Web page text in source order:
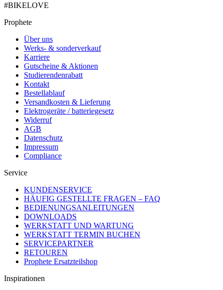
#BIKELOVE
Prophete
Über uns
Werks- & sonderverkauf
Karriere
Gutscheine & Aktionen
Studierendenrabatt
Kontakt
Bestellablauf
Versandkosten & Lieferung
Elektrogeräte / batteriegesetz
Widerruf
AGB
Datenschutz
Impressum
Compliance
Service
KUNDENSERVICE
HÄUFIG GESTELLTE FRAGEN – FAQ
BEDIENUNGSANLEITUNGEN
DOWNLOADS
WERKSTATT UND WARTUNG
WERKSTATT TERMIN BUCHEN
SERVICEPARTNER
RETOUREN
Prophete Ersatzteilshop
Inspirationen